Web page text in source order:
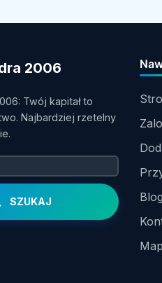
2006
Twój kapitał to
Najbardziej rzetelny
SZUKAJ
Blog